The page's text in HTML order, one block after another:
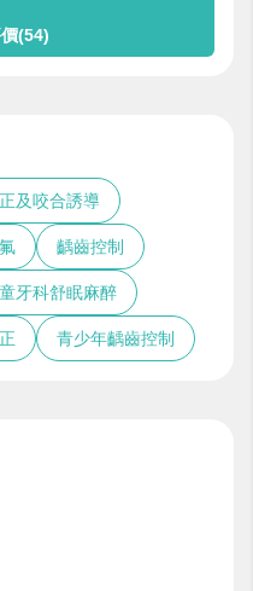
(54)
及咬合誘導
齲齒控制
牙科舒眠麻醉
青少年齲齒控制